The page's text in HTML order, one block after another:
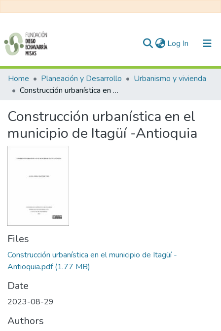
Log In (current)
Communities & Collections
All of DSpace
Statistics
Home Planeación y Desarrollo
Urbanismo y vivienda
Construcción urbanística en el municipio de Itagüí -Antioquia
Construcción urbanística en el
municipio de Itagüí -Antioquia
Files
Construcción urbanística en el municipio de Itagüí -
Antioquia.pdf(1.77 MB)
Date
2023-08-29
Authors